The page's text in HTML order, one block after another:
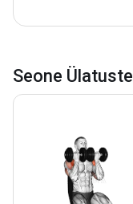
Seone Ülatuste